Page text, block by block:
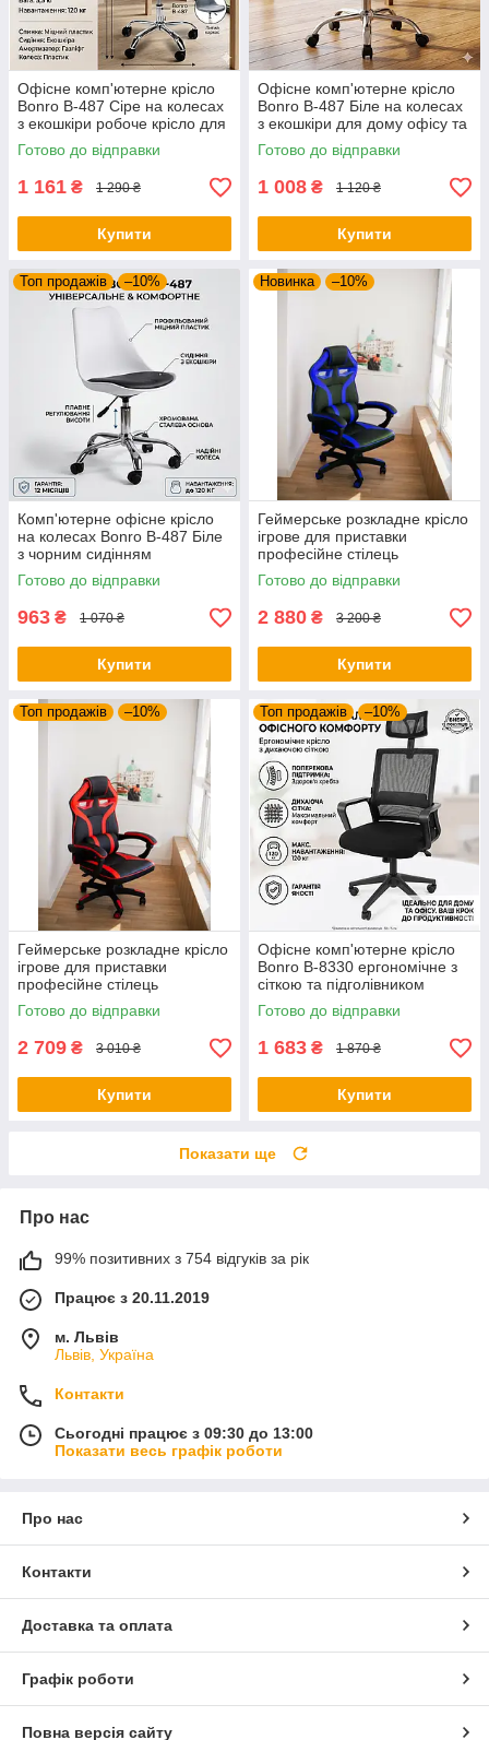
Офісне комп'ютерне крісло
Bonro B-487 Сіре на колесах
з екошкіри робоче крісло для
дому та офісу (до 120 кг)
Готово до відправки
1 161 ₴ 1 290 ₴
Купити
Офісне комп'ютерне крісло
Bonro B-487 Біле на колесах
з екошкіри для дому офісу та
салону
Готово до відправки
1 008 ₴ 1 120 ₴
Купити
Топ продажів –10%
Комп'ютерне офісне крісло
на колесах Bonro B-487 Біле
з чорним сидінням
(поворотне, екошкіра, до 120
кг)
Готово до відправки
963 ₴ 1 070 ₴
Купити
Новинка –10%
Геймерське розкладне крісло
ігрове для приставки
професійне стілець
комп'ютерний Bonro B 8-2-7
синій
Готово до відправки
2 880 ₴ 3 200 ₴
Купити
Топ продажів –10%
Геймерське розкладне крісло
ігрове для приставки
професійне стілець
комп'ютерний Bonro B 827
червоний
Готово до відправки
2 709 ₴ 3 010 ₴
Купити
Топ продажів –10%
Офісне комп'ютерне крісло
Bonro B-8330 ергономічне з
сіткою та підголівником
Чорне (до 120 кг)
Готово до відправки
1 683 ₴ 1 870 ₴
Купити
Показати ще
Про нас
99% позитивних з 754 відгуків за рік
Працює з 20.11.2019
м. Львів
Львів, Україна
Контакти
Сьогодні працює з 09:30 до 13:00
Показати весь графік роботи
Про нас
Контакти
Доставка та оплата
Графік роботи
Повна версія сайту